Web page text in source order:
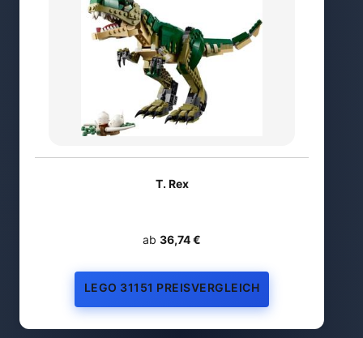
T. Rex
ab 36,74 €
LEGO 31151 PREISVERGLEICH